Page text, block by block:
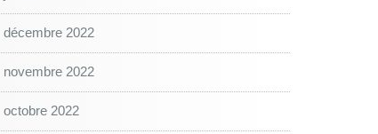
décembre 2022
novembre 2022
octobre 2022